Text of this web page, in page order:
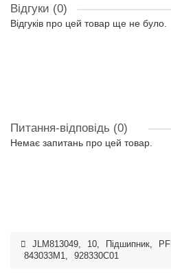
Відгуки (0)
Відгуків про цей товар ще не було.
Питання-відповідь (0)
Немає запитань про цей товар.
JLM813049, 10, Підшипник, PFI
843033M1, 928330C01